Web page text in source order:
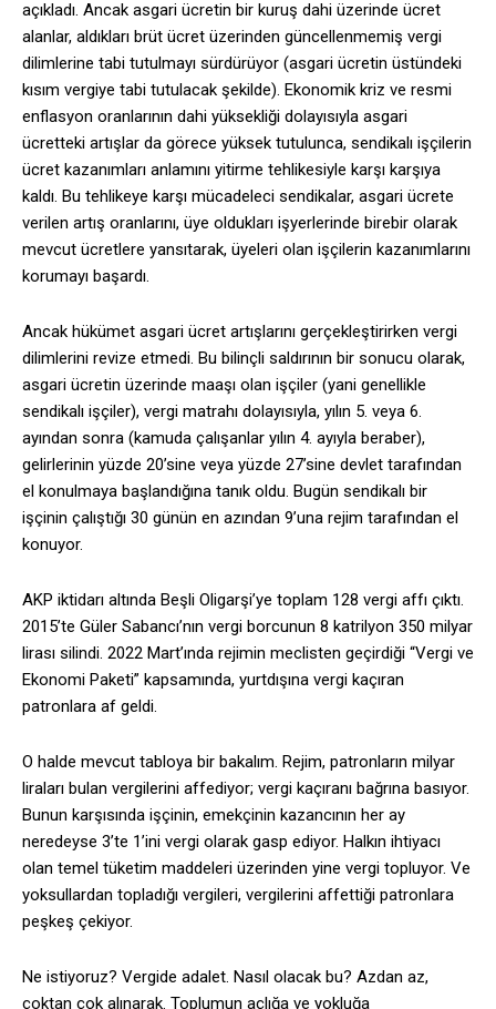
açıkladı. Ancak asgari ücretin bir kuruş dahi üzerinde ücret
alanlar, aldıkları brüt ücret üzerinden güncellenmemiş vergi
dilimlerine tabi tutulmayı sürdürüyor (asgari ücretin üstündeki
kısım vergiye tabi tutulacak şekilde). Ekonomik kriz ve resmi
enflasyon oranlarının dahi yüksekliği dolayısıyla asgari
ücretteki artışlar da görece yüksek tutulunca, sendikalı işçilerin
ücret kazanımları anlamını yitirme tehlikesiyle karşı karşıya
kaldı. Bu tehlikeye karşı mücadeleci sendikalar, asgari ücrete
verilen artış oranlarını, üye oldukları işyerlerinde birebir olarak
mevcut ücretlere yansıtarak, üyeleri olan işçilerin kazanımlarını
korumayı başardı.
Ancak hükümet asgari ücret artışlarını gerçekleştirirken vergi
dilimlerini revize etmedi. Bu bilinçli saldırının bir sonucu olarak,
asgari ücretin üzerinde maaşı olan işçiler (yani genellikle
sendikalı işçiler), vergi matrahı dolayısıyla, yılın 5. veya 6.
ayından sonra (kamuda çalışanlar yılın 4. ayıyla beraber),
gelirlerinin yüzde 20’sine veya yüzde 27’sine devlet tarafından
el konulmaya başlandığına tanık oldu. Bugün sendikalı bir
işçinin çalıştığı 30 günün en azından 9’una rejim tarafından el
konuyor.
AKP iktidarı altında Beşli Oligarşi’ye toplam 128 vergi affı çıktı.
2015’te Güler Sabancı’nın vergi borcunun 8 katrilyon 350 milyar
lirası silindi. 2022 Mart’ında rejimin meclisten geçirdiği “Vergi ve
Ekonomi Paketi” kapsamında, yurtdışına vergi kaçıran
patronlara af geldi.
O halde mevcut tabloya bir bakalım. Rejim, patronların milyar
liraları bulan vergilerini affediyor; vergi kaçıranı bağrına basıyor.
Bunun karşısında işçinin, emekçinin kazancının her ay
neredeyse 3’te 1’ini vergi olarak gasp ediyor. Halkın ihtiyacı
olan temel tüketim maddeleri üzerinden yine vergi topluyor. Ve
yoksullardan topladığı vergileri, vergilerini affettiği patronlara
peşkeş çekiyor.
Ne istiyoruz? Vergide adalet. Nasıl olacak bu? Azdan az,
çoktan çok alınarak. Toplumun açlığa ve yokluğa